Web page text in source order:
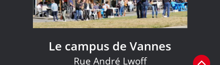
Le campus de Vannes
Rue André Lwoff